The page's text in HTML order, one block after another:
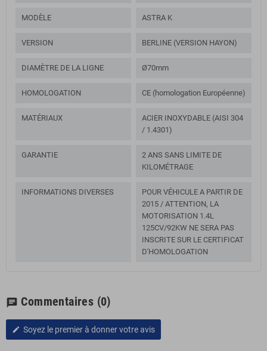
MODÈLE ASTRA K
VERSION BERLINE (VERSION HAYON)
DIAMÈTRE DE LA LIGNE Ø70mm
HOMOLOGATION CE (homologation Européenne)
MATÉRIAUX
ACIER INOXYDABLE (AISI 304
/ 1.4301)
GARANTIE
2 ANS SANS LIMITE DE
KILOMÉTRAGE
INFORMATIONS DIVERSES
POUR VÉHICULE A PARTIR DE
2015 / ATTENTION, LA
MOTORISATION 1.4L
125CV/92KW NE SERA PAS
INSCRITE SUR LE CERTIFICAT
D'HOMOLOGATION
chat Commentaires (0)
edit Soyez le premier à donner votre avis